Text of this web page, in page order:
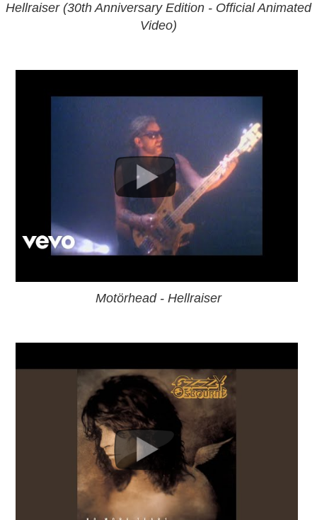
Hellraiser (30th Anniversary Edition - Official Animated
Video)
Motörhead - Hellraiser